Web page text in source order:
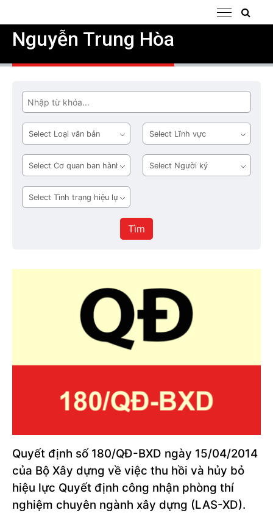
Nguyễn Trung Hòa
Tìm
Loại
văn
bản
Lĩnh
vực
Cơ
quan
ban
hành
Người
ký
Tình
trạng
Tìm
Quyết định số 180/QĐ-BXD ngày 15/04/2014
của Bộ Xây dựng về việc thu hồi và hủy bỏ
hiệu lực Quyết định công nhận phòng thí
nghiệm chuyên ngành xây dựng (LAS-XD).